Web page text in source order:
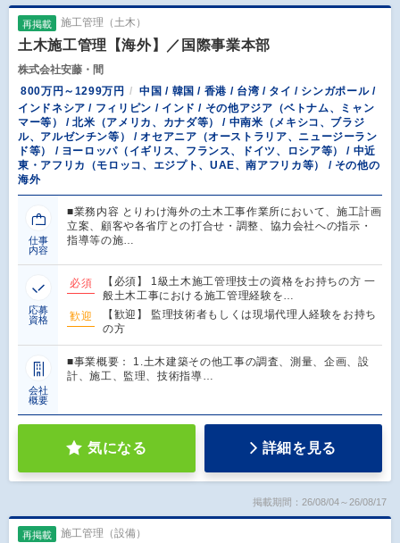
再掲載 施工管理（土木）
土木施工管理【海外】／国際事業本部
株式会社安藤・間
800万円～1299万円
中国 / 韓国 / 香港 / 台湾 / タイ / シンガポール /
インドネシア / フィリピン / インド / その他アジア（ベトナム、ミャン
マー等） / 北米（アメリカ、カナダ等） / 中南米（メキシコ、ブラジ
ル、アルゼンチン等） / オセアニア（オーストラリア、ニュージーラン
ド等） / ヨーロッパ（イギリス、フランス、ドイツ、ロシア等） / 中近
東・アフリカ（モロッコ、エジプト、UAE、南アフリカ等） / その他の
海外
仕事
内容
■業務内容 とりわけ海外の土木工事作業所において、施工計画
立案、顧客や各省庁との打合せ・調整、協力会社への指示・
指導等の施…
応募
資格
必須
【必須】 1級土木施工管理技士の資格をお持ちの方 一
般土木工事における施工管理経験を…
歓迎
【歓迎】 監理技術者もしくは現場代理人経験をお持ち
の方
会社
概要
■事業概要： 1.土木建築その他工事の調査、測量、企画、設
計、施工、監理、技術指導…
気になる 詳細を見る
掲載期間：26/08/04～26/08/17
再掲載 施工管理（設備）